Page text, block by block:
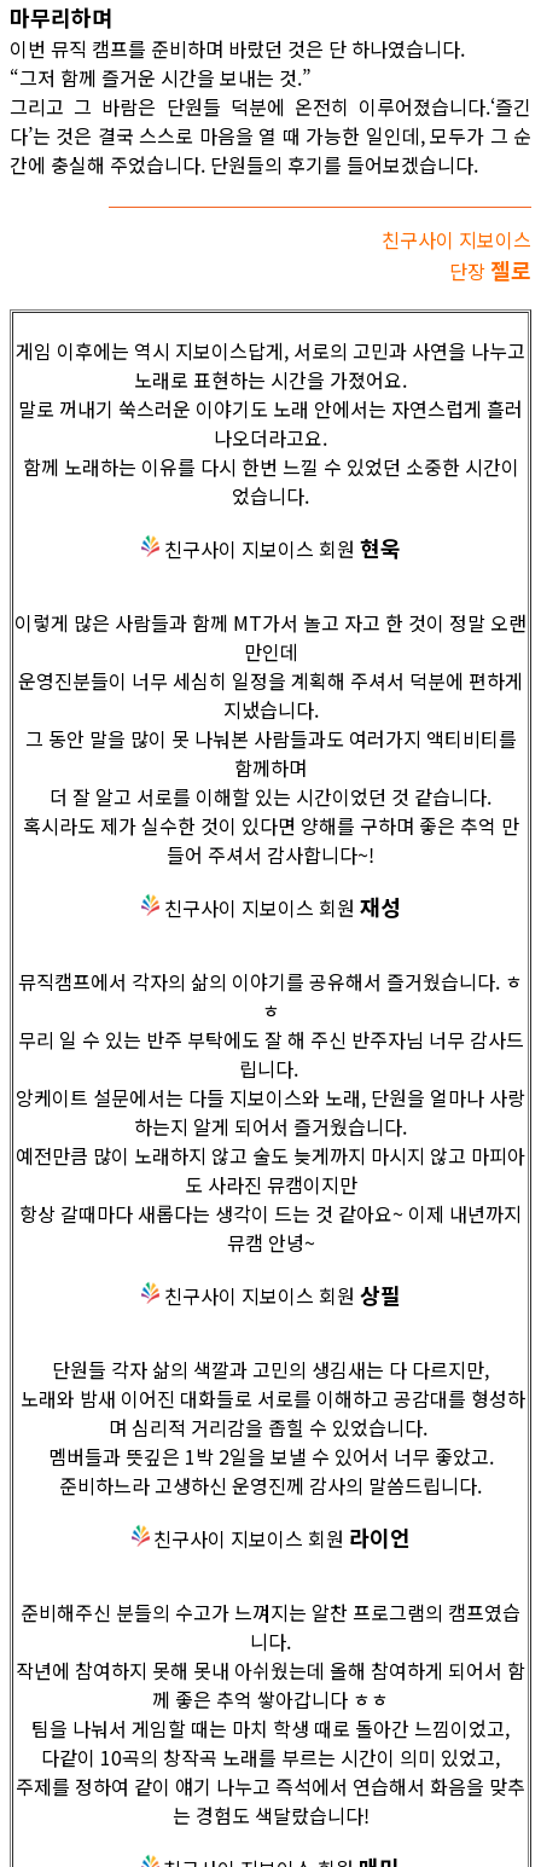
마무리하며
이번 뮤직 캠프를 준비하며 바랐던 것은 단 하나였습니다.
“그저 함께 즐거운 시간을 보내는 것.”
그리고 그 바람은 단원들 덕분에 온전히 이루어졌습니다.‘즐긴
다’는 것은 결국 스스로 마음을 열 때 가능한 일인데, 모두가 그 순
간에 충실해 주었습니다. 단원들의 후기를 들어보겠습니다.
친구사이 지보이스
단장 젤로
게임 이후에는 역시 지보이스답게, 서로의 고민과 사연을 나누고
노래로 표현하는 시간을 가졌어요.
말로 꺼내기 쑥스러운 이야기도 노래 안에서는 자연스럽게 흘러
나오더라고요.
함께 노래하는 이유를 다시 한번 느낄 수 있었던 소중한 시간이
었습니다.
친구사이 지보이스 회원 현욱
이렇게 많은 사람들과 함께 MT가서 놀고 자고 한 것이 정말 오랜
만인데
운영진분들이 너무 세심히 일정을 계획해 주셔서 덕분에 편하게
지냈습니다.
그 동안 말을 많이 못 나눠본 사람들과도 여러가지 액티비티를
함께하며
더 잘 알고 서로를 이해할 있는 시간이었던 것 같습니다.
혹시라도 제가 실수한 것이 있다면 양해를 구하며 좋은 추억 만
들어 주셔서 감사합니다~!
친구사이 지보이스 회원 재성
뮤직캠프에서 각자의 삶의 이야기를 공유해서 즐거웠습니다. ㅎ
ㅎ
무리 일 수 있는 반주 부탁에도 잘 해 주신 반주자님 너무 감사드
립니다.
앙케이트 설문에서는 다들 지보이스와 노래, 단원을 얼마나 사랑
하는지 알게 되어서 즐거웠습니다.
예전만큼 많이 노래하지 않고 술도 늦게까지 마시지 않고 마피아
도 사라진 뮤캠이지만
항상 갈때마다 새롭다는 생각이 드는 것 같아요~ 이제 내년까지
뮤캠 안녕~
친구사이 지보이스 회원 상필
단원들 각자 삶의 색깔과 고민의 생김새는 다 다르지만,
노래와 밤새 이어진 대화들로 서로를 이해하고 공감대를 형성하
며 심리적 거리감을 좁힐 수 있었습니다.
멤버들과 뜻깊은 1박 2일을 보낼 수 있어서 너무 좋았고.
준비하느라 고생하신 운영진께 감사의 말씀드립니다.
친구사이 지보이스 회원 라이언
준비해주신 분들의 수고가 느껴지는 알찬 프로그램의 캠프였습
니다.
작년에 참여하지 못해 못내 아쉬웠는데 올해 참여하게 되어서 함
께 좋은 추억 쌓아갑니다 ㅎㅎ
팀을 나눠서 게임할 때는 마치 학생 때로 돌아간 느낌이었고,
다같이 10곡의 창작곡 노래를 부르는 시간이 의미 있었고,
주제를 정하여 같이 얘기 나누고 즉석에서 연습해서 화음을 맞추
는 경험도 색달랐습니다!